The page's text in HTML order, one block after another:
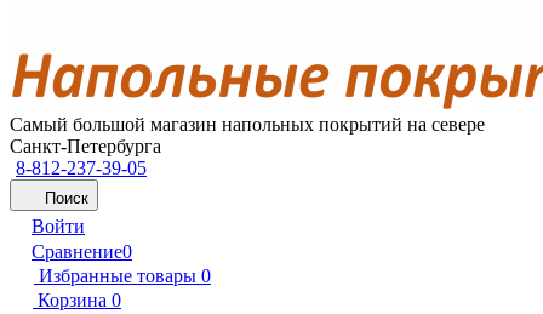
Самый большой магазин напольных покрытий на севере
Санкт-Петербурга
8-812-237-39-05
Поиск
Войти
Сравнение0
Избранные товары 0
Корзина 0